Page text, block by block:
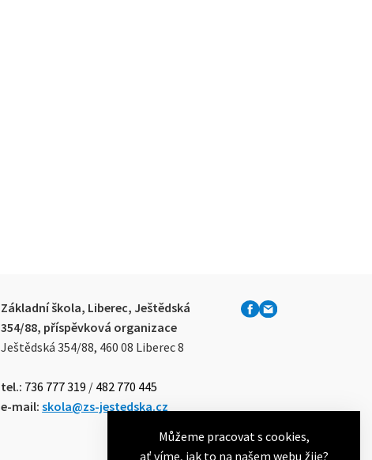
Můžeme pracovat s cookies,
ať víme, jak to na našem webu žije?
Základní škola, Liberec, Ještědská
354/88, příspěvková organizace
Ještědská 354/88, 460 08 Liberec 8
tel.: 736 777 319 / 482 770 445
e-mail: skola@zs-jestedska.cz